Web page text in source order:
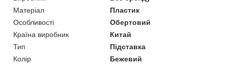
Матеріал
Пластик
Особливості
Обертовий
Країна виробник
Китай
Тип
Підставка
Колір
Бежевий